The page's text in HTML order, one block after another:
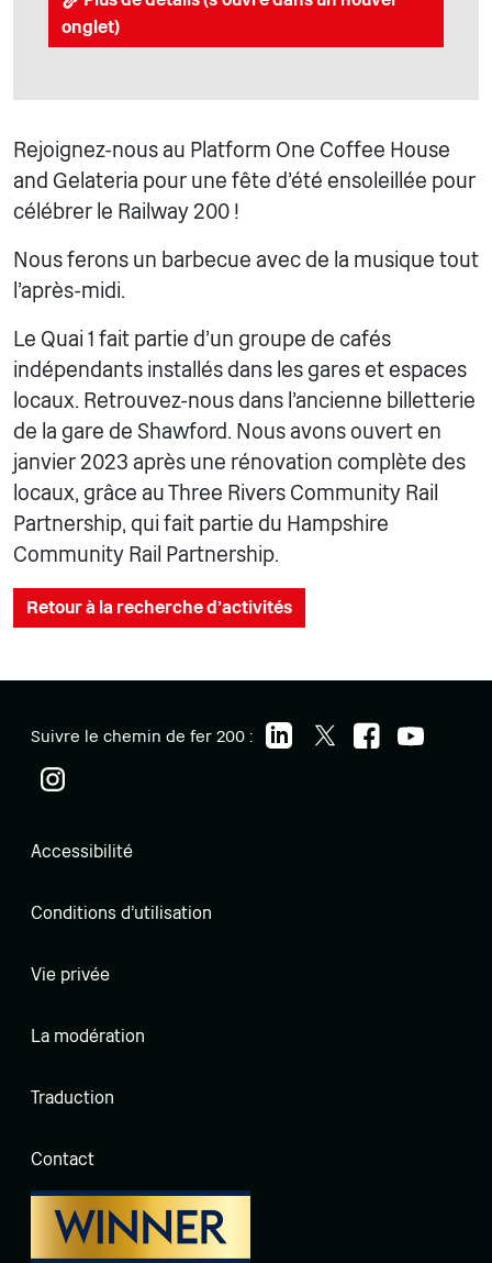
onglet)
Rejoignez-nous au Platform One Coffee House
and Gelateria pour une fête d'été ensoleillée pour
célébrer le Railway 200 !
Nous ferons un barbecue avec de la musique tout
l'après-midi.
Le Quai 1 fait partie d'un groupe de cafés
indépendants installés dans les gares et espaces
locaux. Retrouvez-nous dans l'ancienne billetterie
de la gare de Shawford. Nous avons ouvert en
janvier 2023 après une rénovation complète des
locaux, grâce au Three Rivers Community Rail
Partnership, qui fait partie du Hampshire
Community Rail Partnership.
Retour à la recherche d'activités
Suivre le chemin de fer 200 :
Accessibilité
Conditions d'utilisation
Vie privée
La modération
Traduction
Contact